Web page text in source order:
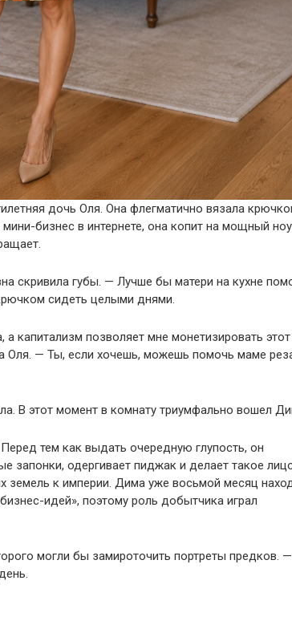
дочь Оля. Она флегматично вязала
бизнес в интернете, она копит на мощный
скривила губы. — Лучше бы матери на кухне
сидеть целыми днями.
капитализм позволяет мне монетизировать этот
Оля. — Ты, если хочешь, можешь помочь маме
В этот момент в комнату триумфально вошел
тем как выдать очередную глупость, он
запонки, одергивает пиджак и делает такое
земель к империи. Дима уже восьмой месяц
идей», поэтому роль добытчика играл
могли бы замироточить портреты предков. —